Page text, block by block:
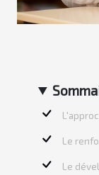
Le
Le